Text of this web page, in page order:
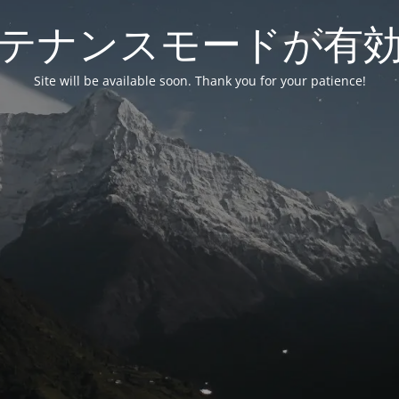
ナンスモードが有
Site will be available soon. Thank you for your patience!